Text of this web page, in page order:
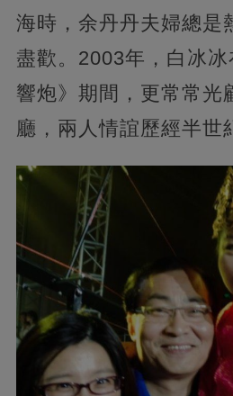
海時，余丹丹夫婦總是
盡歡。2003年，白冰
響炮》期間，更常常光
廳，兩人情誼歷經半世